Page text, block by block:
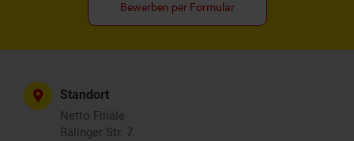
Bewerben per Formular
Standort
Netto Filiale
Rälinger Str. 7